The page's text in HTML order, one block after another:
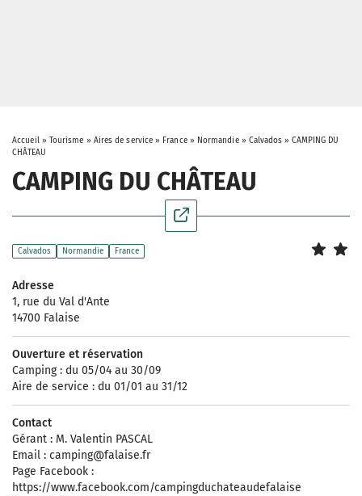
Accueil» Tourisme » Aires de service » France» Normandie» Calvados »CAMPING DU
CHÂTEAU
CAMPING DU CHÂTEAU
Calvados Normandie France
Adresse
1, rue du Val d'Ante
14700 Falaise
Ouverture et réservation
Camping : du 05/04 au 30/09
Aire de service : du 01/01 au 31/12
Contact
Gérant : M. Valentin PASCAL
Email : camping@falaise.fr
Page Facebook :
https://www.facebook.com/campingduchateaudefalaise